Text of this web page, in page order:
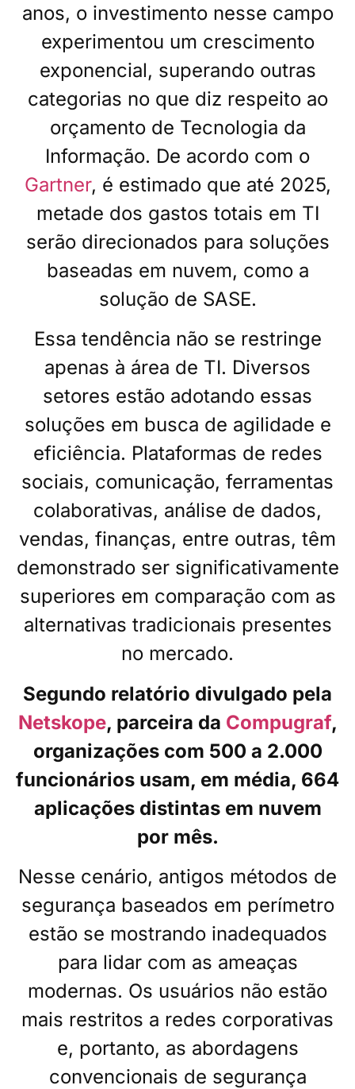
anos, o investimento nesse campo
experimentou um crescimento
exponencial, superando outras
categorias no que diz respeito ao
orçamento de Tecnologia da
Informação. De acordo com o
Gartner, é estimado que até 2025,
metade dos gastos totais em TI
serão direcionados para soluções
baseadas em nuvem, como a
solução de SASE.
Essa tendência não se restringe
apenas à área de TI. Diversos
setores estão adotando essas
soluções em busca de agilidade e
eficiência. Plataformas de redes
sociais, comunicação, ferramentas
colaborativas, análise de dados,
vendas, finanças, entre outras, têm
demonstrado ser significativamente
superiores em comparação com as
alternativas tradicionais presentes
no mercado.
Segundo relatório divulgado pela
Netskope, parceira da Compugraf,
organizações com 500 a 2.000
funcionários usam, em média, 664
aplicações distintas em nuvem
por mês.
Nesse cenário, antigos métodos de
segurança baseados em perímetro
estão se mostrando inadequados
para lidar com as ameaças
modernas. Os usuários não estão
mais restritos a redes corporativas
e, portanto, as abordagens
convencionais de segurança